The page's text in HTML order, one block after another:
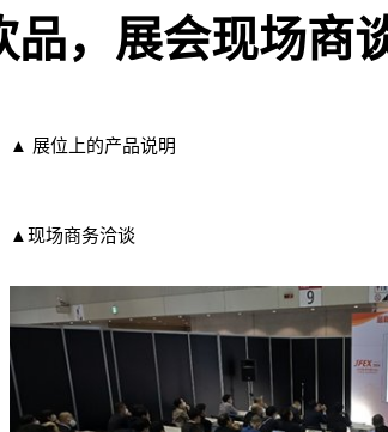
，展会现场商
▲ 展位上的产品说明
▲现场商务洽谈